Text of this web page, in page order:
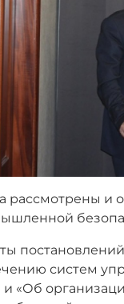
рассмотрены и
систем
«Об